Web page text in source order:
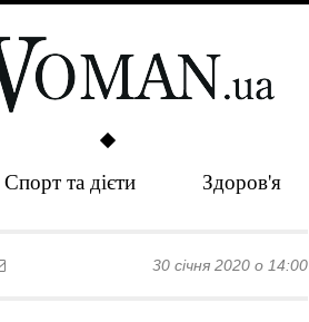
Спорт та дієти Здоров'я
30 січня 2020 о 14:00